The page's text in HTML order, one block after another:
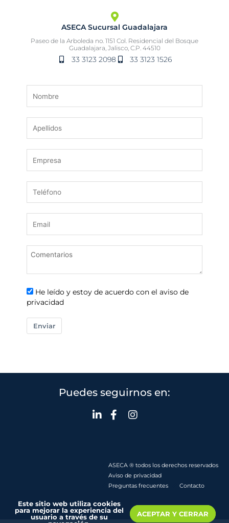
ASECA Sucursal Guadalajara
Paseo de la Arboleda no. 1151 Col. Residencial del Bosque
Guadalajara, Jalisco, C.P. 44510
33 3123 2098 33 3123 1526
He leído y estoy de acuerdo con el aviso de
privacidad
Enviar
Puedes seguirnos en:
ASECA ® todos los derechos reservados
Aviso de privacidad
Preguntas frecuentes
Contacto
Este sitio web utiliza cookies
para mejorar la experiencia del
usuario a través de su
ACEPTAR Y CERRAR